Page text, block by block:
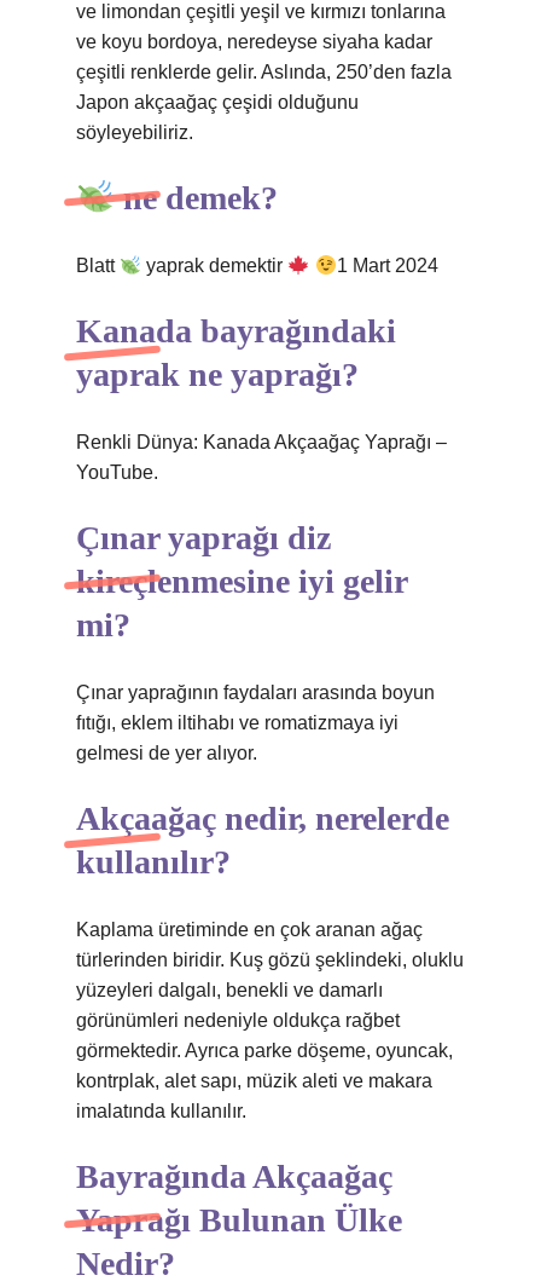
ve limondan çeşitli yeşil ve kırmızı tonlarına
ve koyu bordoya, neredeyse siyaha kadar
çeşitli renklerde gelir. Aslında, 250’den fazla
Japon akçaağaç çeşidi olduğunu
söyleyebiliriz.
ne demek?
Blatt yaprak demektir 1 Mart 2024
Kanada bayrağındaki
yaprak ne yaprağı?
Renkli Dünya: Kanada Akçaağaç Yaprağı –
YouTube.
Çınar yaprağı diz
kireçlenmesine iyi gelir
mi?
Çınar yaprağının faydaları arasında boyun
fıtığı, eklem iltihabı ve romatizmaya iyi
gelmesi de yer alıyor.
Akçaağaç nedir, nerelerde
kullanılır?
Kaplama üretiminde en çok aranan ağaç
türlerinden biridir. Kuş gözü şeklindeki, oluklu
yüzeyleri dalgalı, benekli ve damarlı
görünümleri nedeniyle oldukça rağbet
görmektedir. Ayrıca parke döşeme, oyuncak,
kontrplak, alet sapı, müzik aleti ve makara
imalatında kullanılır.
Bayrağında Akçaağaç
Yaprağı Bulunan Ülke
Nedir?